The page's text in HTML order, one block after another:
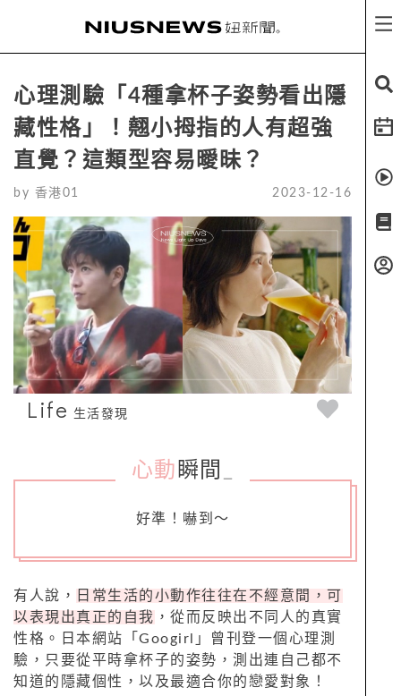
心理測驗「4種拿杯子姿勢看出隱
藏性格」！翹小拇指的人有超強
直覺？這類型容易曖昧？
by 香港01 2023-12-16
Life 生活發現
心動 瞬間
好準！嚇到～
有人說，
日常生活的小動作往往在不經意間，可
以表現出真正的自我 ，從而反映出不同人的真實
性格。日本網站「Googirl」曾刊登一個心理測
驗，只要從平時拿杯子的姿勢，測出連自己都不
知道的隱藏個性，以及最適合你的戀愛對象！